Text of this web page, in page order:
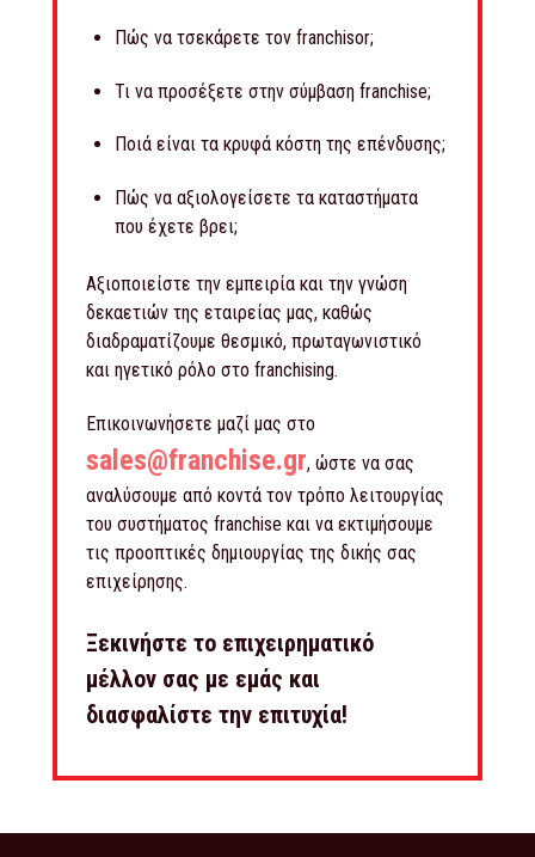
Πώς να τσεκάρετε τον franchisor;
Τι να προσέξετε στην σύμβαση franchise;
Ποιά είναι τα κρυφά κόστη της επένδυσης;
Πώς να αξιολογείσετε τα καταστήματα
που έχετε βρει;
Αξιοποιείστε την εμπειρία και την γνώση
δεκαετιών της εταιρείας μας, καθώς
διαδραματίζουμε θεσμικό, πρωταγωνιστικό
και ηγετικό ρόλο στο franchising.
Επικοινωνήσετε μαζί μας στο
sales@franchise.gr, ώστε να σας
αναλύσουμε από κοντά τον τρόπο λειτουργίας
του συστήματος franchise και να εκτιμήσουμε
τις προοπτικές δημιουργίας της δικής σας
επιχείρησης.
Ξεκινήστε το επιχειρηματικό
μέλλον σας με εμάς και
διασφαλίστε την επιτυχία!